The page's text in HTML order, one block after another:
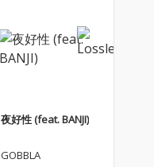
夜好性 (feat. BANJI)
GOBBLA